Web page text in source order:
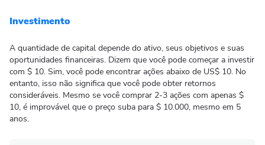
Investimento
A quantidade de capital depende do ativo, seus objetivos e suas
oportunidades financeiras. Dizem que você pode começar a investir
com $ 10. Sim, você pode encontrar ações abaixo de US$ 10. No
entanto, isso não significa que você pode obter retornos
consideráveis. Mesmo se você comprar 2-3 ações com apenas $
10, é improvável que o preço suba para $ 10.000, mesmo em 5
anos.